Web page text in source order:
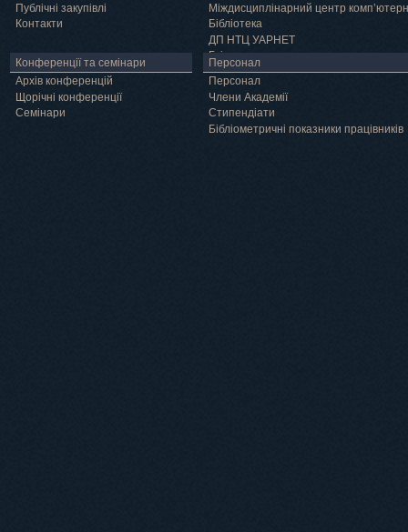
Публічні закупівлі
Контакти
Міждисциплінарний центр
Бібліотека
ДП НТЦ УАРНЕТ
Грід
Конференції та семінари
Архів конференцій
Щорічні конференції
Семінари
Персонал
Персонал
Члени Академії
Cтипендіати
Бібліометричні показники працівників